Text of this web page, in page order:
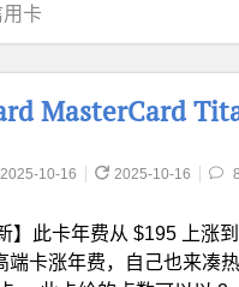
卡
MasterCard
2025-10-16 2025-10-16
】此卡年费从 $195 上涨
端卡涨年费，自己也来凑